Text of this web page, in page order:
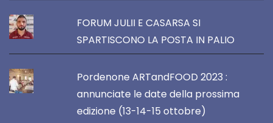
FORUM JULII E CASARSA SI
SPARTISCONO LA POSTA IN PALIO
Pordenone ARTandFOOD 2023 :
annunciate le date della prossima
edizione (13-14-15 ottobre)